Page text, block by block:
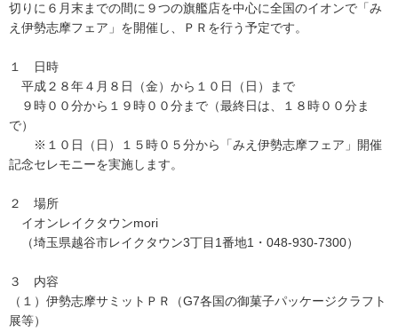
切りに６月末までの間に９つの旗艦店を中心に全国のイオンで「み
え伊勢志摩フェア」を開催し、ＰＲを行う予定です。
１ 日時
平成２８年４月８日（金）から１０日（日）まで
９時００分から１９時００分まで（最終日は、１８時００分ま
で）
※１０日（日）１５時０５分から「みえ伊勢志摩フェア」開催
記念セレモニーを実施します。
２ 場所
イオンレイクタウンmori
（埼玉県越谷市レイクタウン3丁目1番地1・048-930-7300）
３ 内容
（１）伊勢志摩サミットＰＲ（G7各国の御菓子パッケージクラフト
展等）